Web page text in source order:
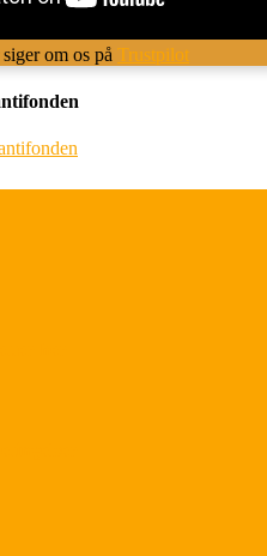
om os på Trustpilot